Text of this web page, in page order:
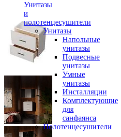
Унитазы
и
полотенцесушители
Унитазы
Напольные
унитазы
Подвесные
унитазы
Умные
унитазы
Инсталляции
Комплектующие
для
санфаянса
Полотенцесушители